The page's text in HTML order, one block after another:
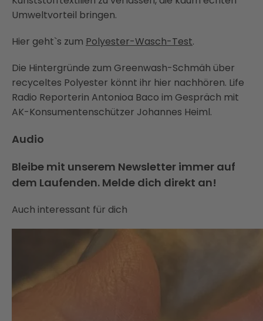
Umweltvorteil bringen.
Hier geht`s zum Polyester-Wasch-Test.
Die Hintergründe zum Greenwash-Schmäh über
recyceltes Polyester könnt ihr hier nachhören. Life
Radio Reporterin Antonioa Baco im Gespräch mit
AK-Konsumentenschützer Johannes Heiml.
Audio
Bleibe mit unserem Newsletter immer auf
dem Laufenden. Melde dich direkt an!
Auch interessant für dich